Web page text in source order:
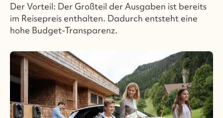
Der Vorteil: Der Großteil der Ausgaben ist bereits
im Reisepreis enthalten. Dadurch entsteht eine
hohe Budget-Transparenz.